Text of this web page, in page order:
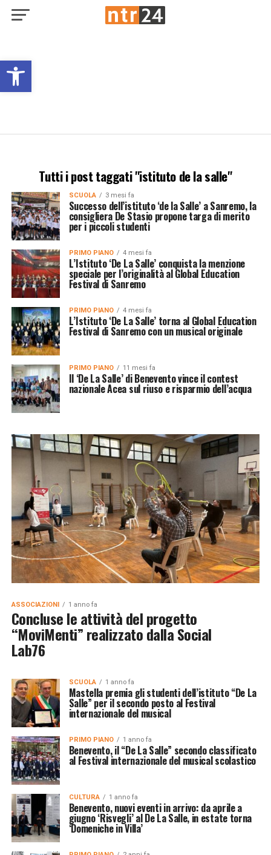
Open toolbar
Tutti i post taggati "istituto de la salle"
SCUOLA 3 mesi fa
Successo dell’istituto ‘de la Salle’ a Sanremo, la
consigliera De Stasio propone targa di merito
per i piccoli studenti
PRIMO PIANO 4 mesi fa
L’Istituto ‘De La Salle’ conquista la menzione
speciale per l’originalità al Global Education
Festival di Sanremo
PRIMO PIANO 4 mesi fa
L’Istituto ‘De La Salle’ torna al Global Education
Festival di Sanremo con un musical originale
PRIMO PIANO 11 mesi fa
Il ‘De La Salle’ di Benevento vince il contest
nazionale Acea sul riuso e risparmio dell’acqua
ASSOCIAZIONI 1 anno fa
Concluse le attività del progetto
“MoviMenti” realizzato dalla Social
Lab76
SCUOLA 1 anno fa
Mastella premia gli studenti dell’istituto “De La
Salle” per il secondo posto al Festival
internazionale del musical
PRIMO PIANO 1 anno fa
Benevento, il “De La Salle” secondo classificato
al Festival internazionale del musical scolastico
CULTURA 1 anno fa
Benevento, nuovi eventi in arrivo: da aprile a
giugno ‘Risvegli’ al De La Salle, in estate torna
‘Domeniche in Villa’